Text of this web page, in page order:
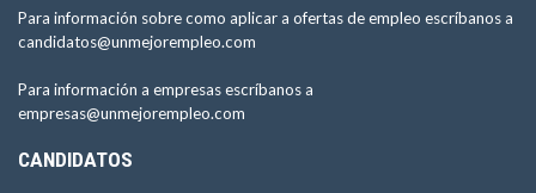
Para información sobre como aplicar a ofertas de empleo escríbanos a
candidatos@unmejorempleo.com
Para información a empresas escríbanos a
empresas@unmejorempleo.com
CANDIDATOS